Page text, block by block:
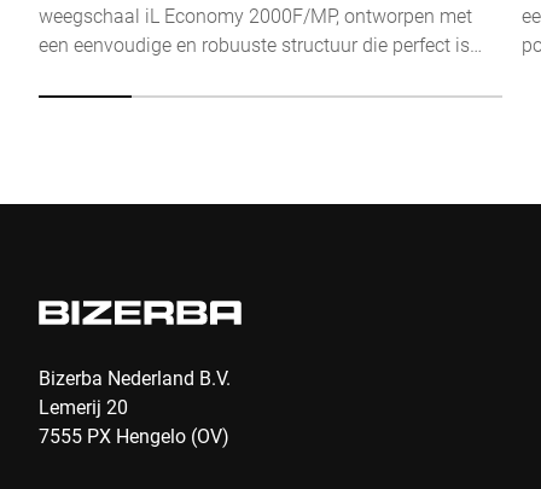
weegschaal iL Economy 2000F/MP, ontworpen met
een eenvoudige en robuuste structuur die perfect is
2000 kg. Deze geavanceerde vloerweegschaal biedt
Bizerba Nederland B.V.
Lemerij 20
7555 PX Hengelo (OV)